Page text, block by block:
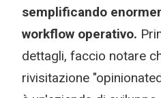
semplificando
workflow operativo.
dettagli, faccio notare
rivisitazione